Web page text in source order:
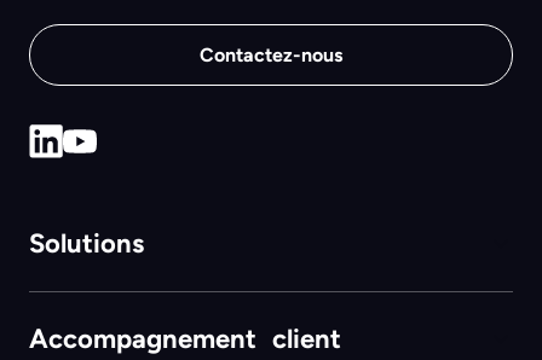
Contactez-nous
Solutions
Accompagnement client